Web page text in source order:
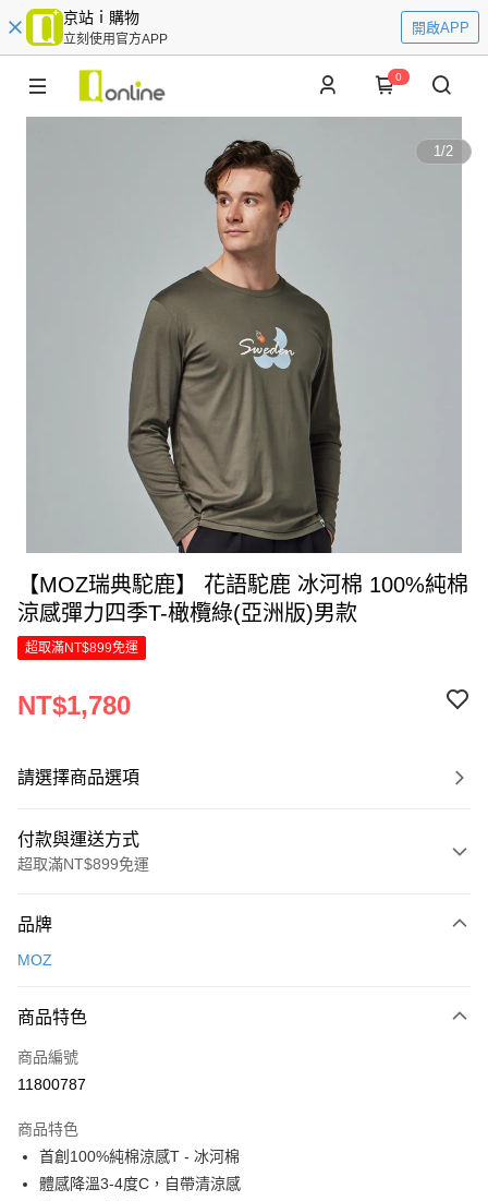
京站ｉ購物
立刻使用官方APP
開啟APP
0
1/2
【MOZ瑞典駝鹿】 花語駝鹿 冰河棉 100%純棉
涼感彈力四季T-橄欖綠(亞洲版)男款
超取滿NT$899免運
NT$1,780
請選擇商品選項
付款與運送方式
超取滿NT$899免運
信用卡一次付款
Apple Pay
街口支付
Google Pay
全盈+PAY
品牌
MOZ
商品特色
商品編號
11800787
商品特色
首創100%純棉涼感T - 冰河棉
體感降溫3-4度C，自帶清涼感